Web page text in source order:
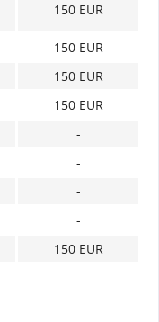
150 EUR
150 EUR
150 EUR
150 EUR
-
-
-
-
150 EUR